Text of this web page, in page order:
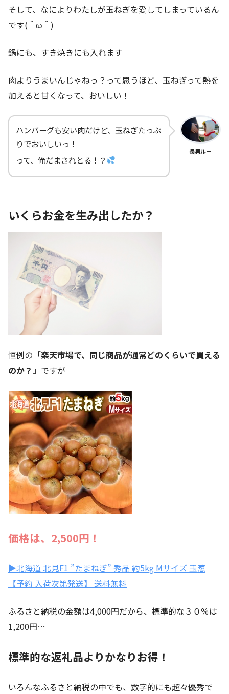
そして、なによりわたしが玉ねぎを愛してしまっているん
です(＾ω＾)
鍋にも、すき焼きにも入れます
肉よりうまいんじゃねっ？って思うほど、玉ねぎって熱を
加えると甘くなって、おいしい！
ハンバーグも安い肉だけど、玉ねぎたっぷ
りでおいしいっ！
って、俺だまされとる！？
長男ルー
いくらお金を生み出したか？
恒例の 「楽天市場で、同じ商品が通常どのくらいで買える
のか？」 ですが
価格は、2,500円！
▶北海道 北見F1 ”たまねぎ” 秀品 約5kg Mサイズ 玉葱
【予約 入荷次第発送】 送料無料
ふるさと納税の金額は4,000円だから、標準的な３０％は
1,200円…
標準的な返礼品よりかなりお得！
いろんなふるさと納税の中でも、数字的にも超々優秀で